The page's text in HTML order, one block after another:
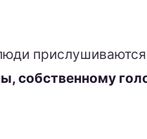
собственному